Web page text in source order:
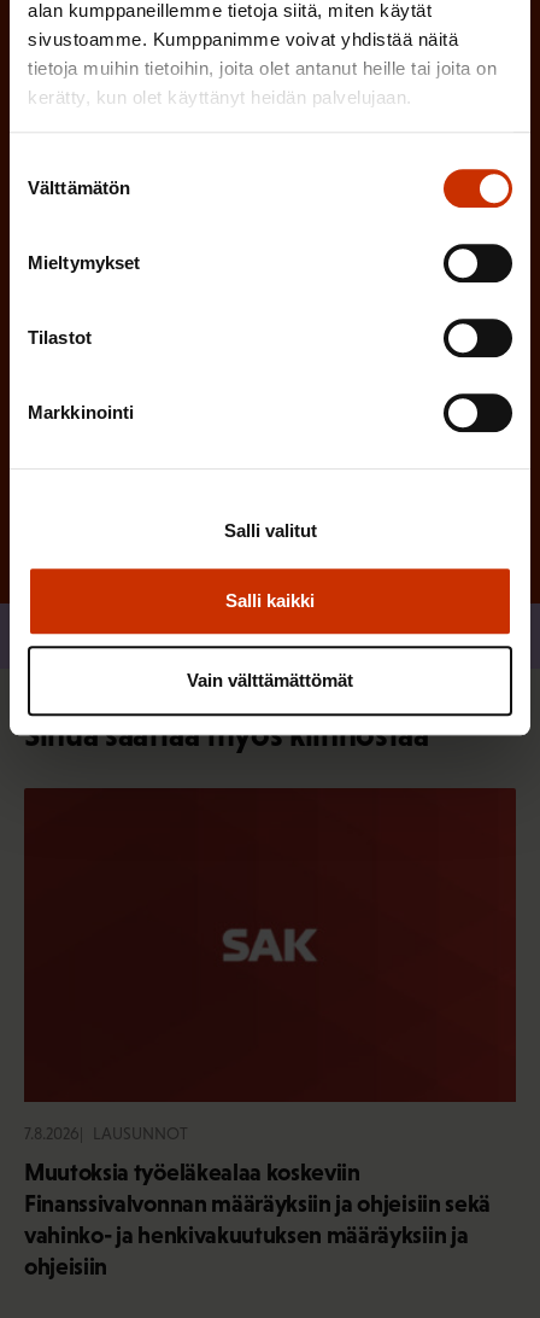
alan kumppaneillemme tietoja siitä, miten käytät
sivustoamme. Kumppanimme voivat yhdistää näitä
tietoja muihin tietoihin, joita olet antanut heille tai joita on
kerätty, kun olet käyttänyt heidän palvelujaan.
valinta
Välttämätön
Mieltymykset
Tilastot
Markkinointi
Salli kaikki
Salli valitut
Vain välttämättömät
l
i
n
l
Jaa
Sinua saattaa myös kiinnostaa
7.8.2026 LAUSUNNOT
Muutoksia työeläkealaa koskeviin
Finanssivalvonnan määräyksiin ja ohjeisiin sekä
vahinko- ja henkivakuutuksen määräyksiin ja
ohjeisiin